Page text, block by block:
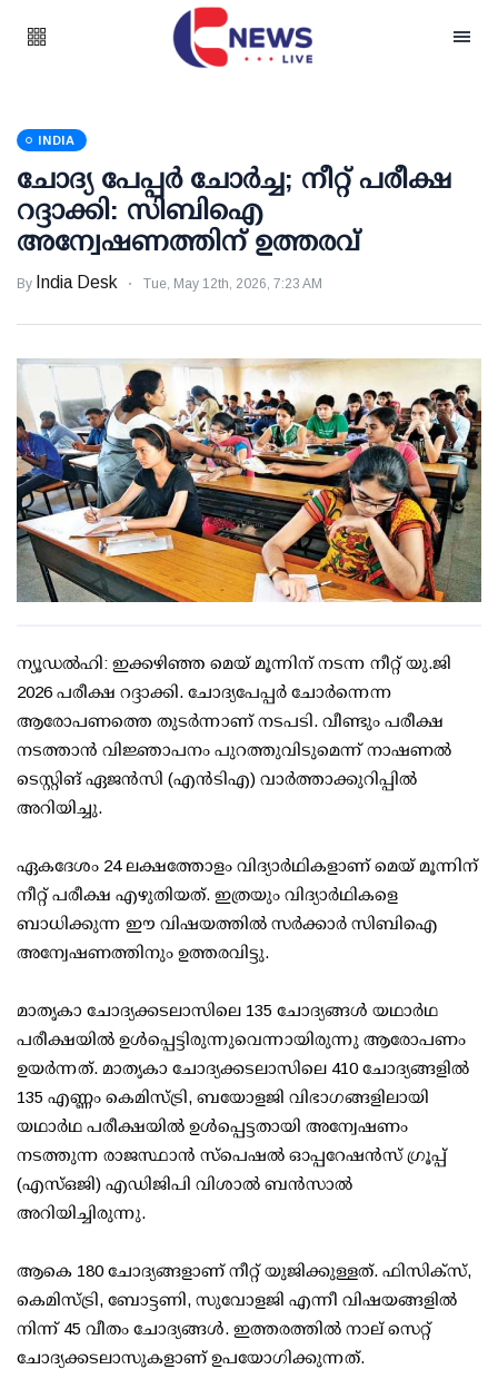
INDIA
ചോദ്യ പേപ്പര്‍ ചോര്‍ച്ച; നീറ്റ് പരീക്ഷ
റദ്ദാക്കി: സിബിഐ
അന്വേഷണത്തിന് ഉത്തരവ്
By India Desk Tue, May 12th, 2026, 7:23 AM
ന്യൂഡല്‍ഹി: ഇക്കഴിഞ്ഞ മെയ് മൂന്നിന് നടന്ന നീറ്റ് യു.ജി
2026 പരീക്ഷ റദ്ദാക്കി. ചോദ്യപേപ്പര്‍ ചോര്‍ന്നെന്ന
ആരോപണത്തെ തുടര്‍ന്നാണ് നടപടി. വീണ്ടും പരീക്ഷ
നടത്താന്‍ വിജ്ഞാപനം പുറത്തുവിടുമെന്ന് നാഷണല്‍
ടെസ്റ്റിങ് ഏജന്‍സി (എന്‍ടിഎ) വാര്‍ത്താക്കുറിപ്പില്‍
അറിയിച്ചു.
ഏകദേശം 24 ലക്ഷത്തോളം വിദ്യാര്‍ഥികളാണ് മെയ് മൂന്നിന്
നീറ്റ് പരീക്ഷ എഴുതിയത്. ഇത്രയും വിദ്യാര്‍ഥികളെ
ബാധിക്കുന്ന ഈ വിഷയത്തില്‍ സര്‍ക്കാര്‍ സിബിഐ
അന്വേഷണത്തിനും ഉത്തരവിട്ടു.
മാതൃകാ ചോദ്യക്കടലാസിലെ 135 ചോദ്യങ്ങള്‍ യഥാര്‍ഥ
പരീക്ഷയില്‍ ഉള്‍പ്പെട്ടിരുന്നുവെന്നായിരുന്നു ആരോപണം
ഉയര്‍ന്നത്. മാതൃകാ ചോദ്യക്കടലാസിലെ 410 ചോദ്യങ്ങളില്‍
135 എണ്ണം കെമിസ്ട്രി, ബയോളജി വിഭാഗങ്ങളിലായി
യഥാര്‍ഥ പരീക്ഷയില്‍ ഉള്‍പ്പെട്ടതായി അന്വേഷണം
നടത്തുന്ന രാജസ്ഥാന്‍ സ്‌പെഷല്‍ ഓപ്പറേഷന്‍സ് ഗ്രൂപ്പ്
(എസ്ഒജി) എഡിജിപി വിശാല്‍ ബന്‍സാല്‍
അറിയിച്ചിരുന്നു.
ആകെ 180 ചോദ്യങ്ങളാണ് നീറ്റ് യുജിക്കുള്ളത്. ഫിസിക്‌സ്,
കെമിസ്ട്രി, ബോട്ടണി, സുവോളജി എന്നീ വിഷയങ്ങളില്‍
നിന്ന് 45 വീതം ചോദ്യങ്ങള്‍. ഇത്തരത്തില്‍ നാല് സെറ്റ്
ചോദ്യക്കടലാസുകളാണ് ഉപയോഗിക്കുന്നത്.